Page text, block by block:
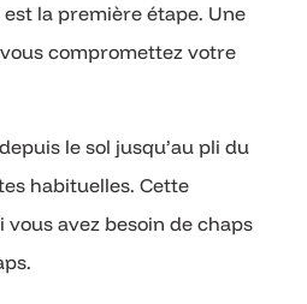
la première étape. Une
compromettez votre
le sol jusqu’au pli du
habituelles. Cette
avez besoin de chaps